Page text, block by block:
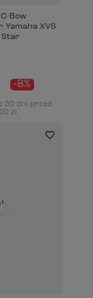
Bow
Yamaha XVS
Star
-8%
30 dni przed
zł